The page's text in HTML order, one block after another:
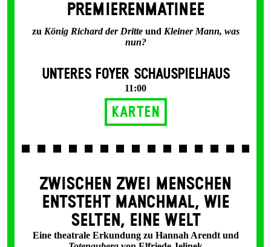
PREMIERENMATINEE
zu König Richard der Dritte und Kleiner Mann, was
nun?
UNTERES FOYER SCHAUSPIELHAUS
11:00
Karten
ZWISCHEN ZWEI MENSCHEN
ENT­STEHT MANCH­MAL, WIE
SELTEN, EINE WELT
Eine theatrale Erkundung zu Hannah Arendt und